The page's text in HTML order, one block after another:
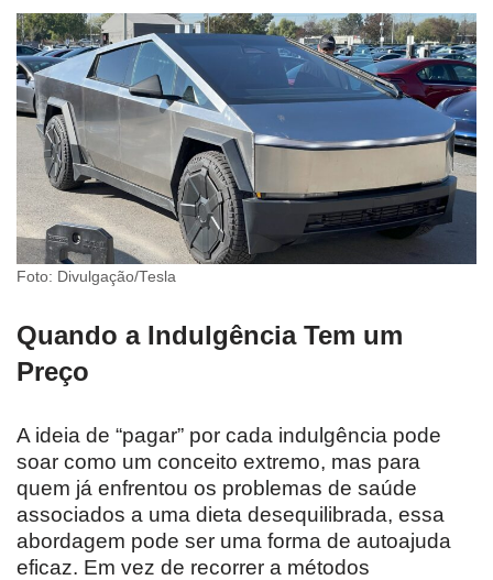
Foto: Divulgação/Tesla
Quando a Indulgência Tem um
Preço
A ideia de “pagar” por cada indulgência pode
soar como um conceito extremo, mas para
quem já enfrentou os problemas de saúde
associados a uma dieta desequilibrada, essa
abordagem pode ser uma forma de autoajuda
eficaz. Em vez de recorrer a métodos